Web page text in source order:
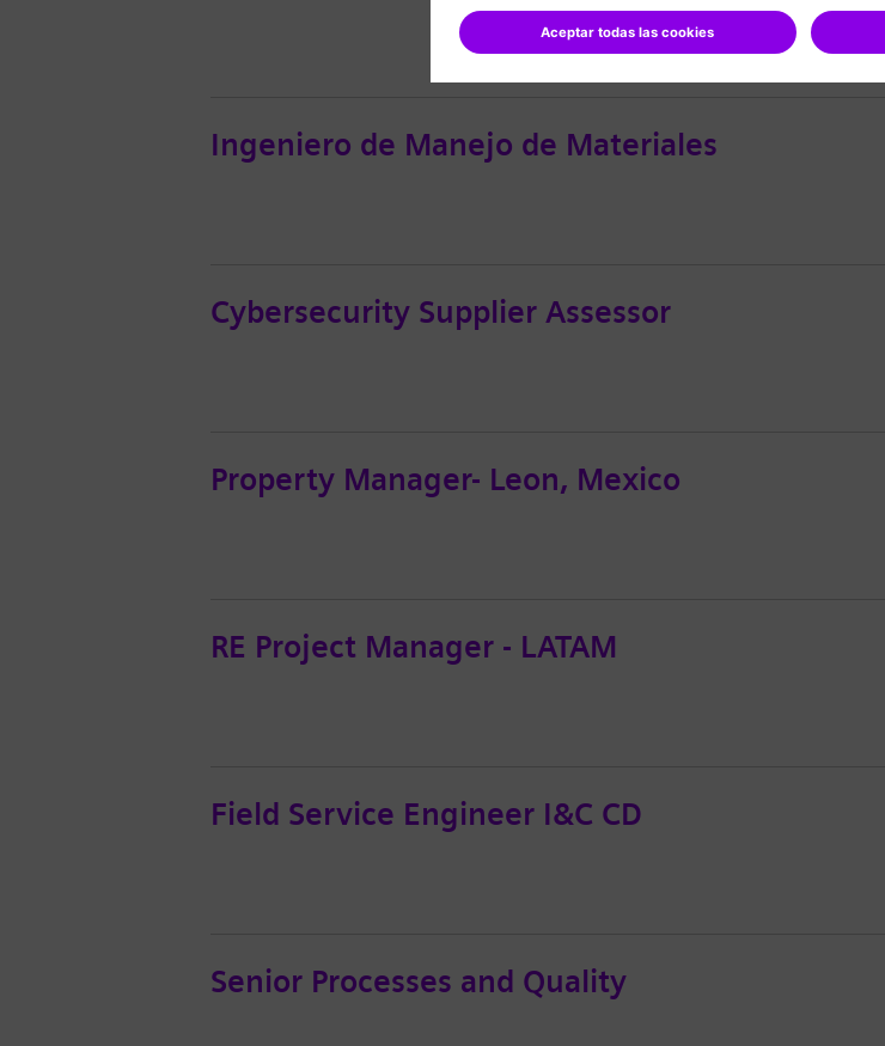
Ingeniero de Manejo de Materiales
Cybersecurity Supplier Assessor
Property Manager- Leon, Mexico
RE Project Manager - LATAM
Field Service Engineer I&C CD
Senior Processes and Quality